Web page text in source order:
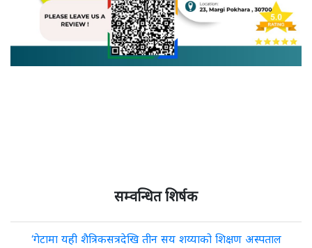
सम्वन्धित शिर्षक
‘गेटामा यही शैत्रिकसत्रदेखि तीन सय शय्याको शिक्षण अस्पताल